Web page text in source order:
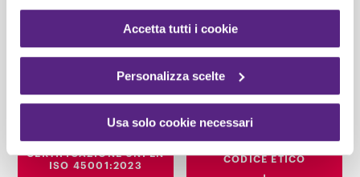
Accetta tutti i cookie
Personalizza scelte
Usa solo cookie necessari
CERTIFICAZIONE UNI EN
ISO 45001:2023
CODICE ETICO